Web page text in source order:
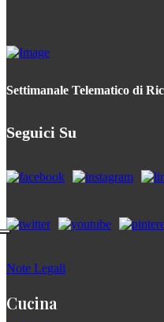
Settimanale Telematico di
Seguici Su
Note Legali
Cucina